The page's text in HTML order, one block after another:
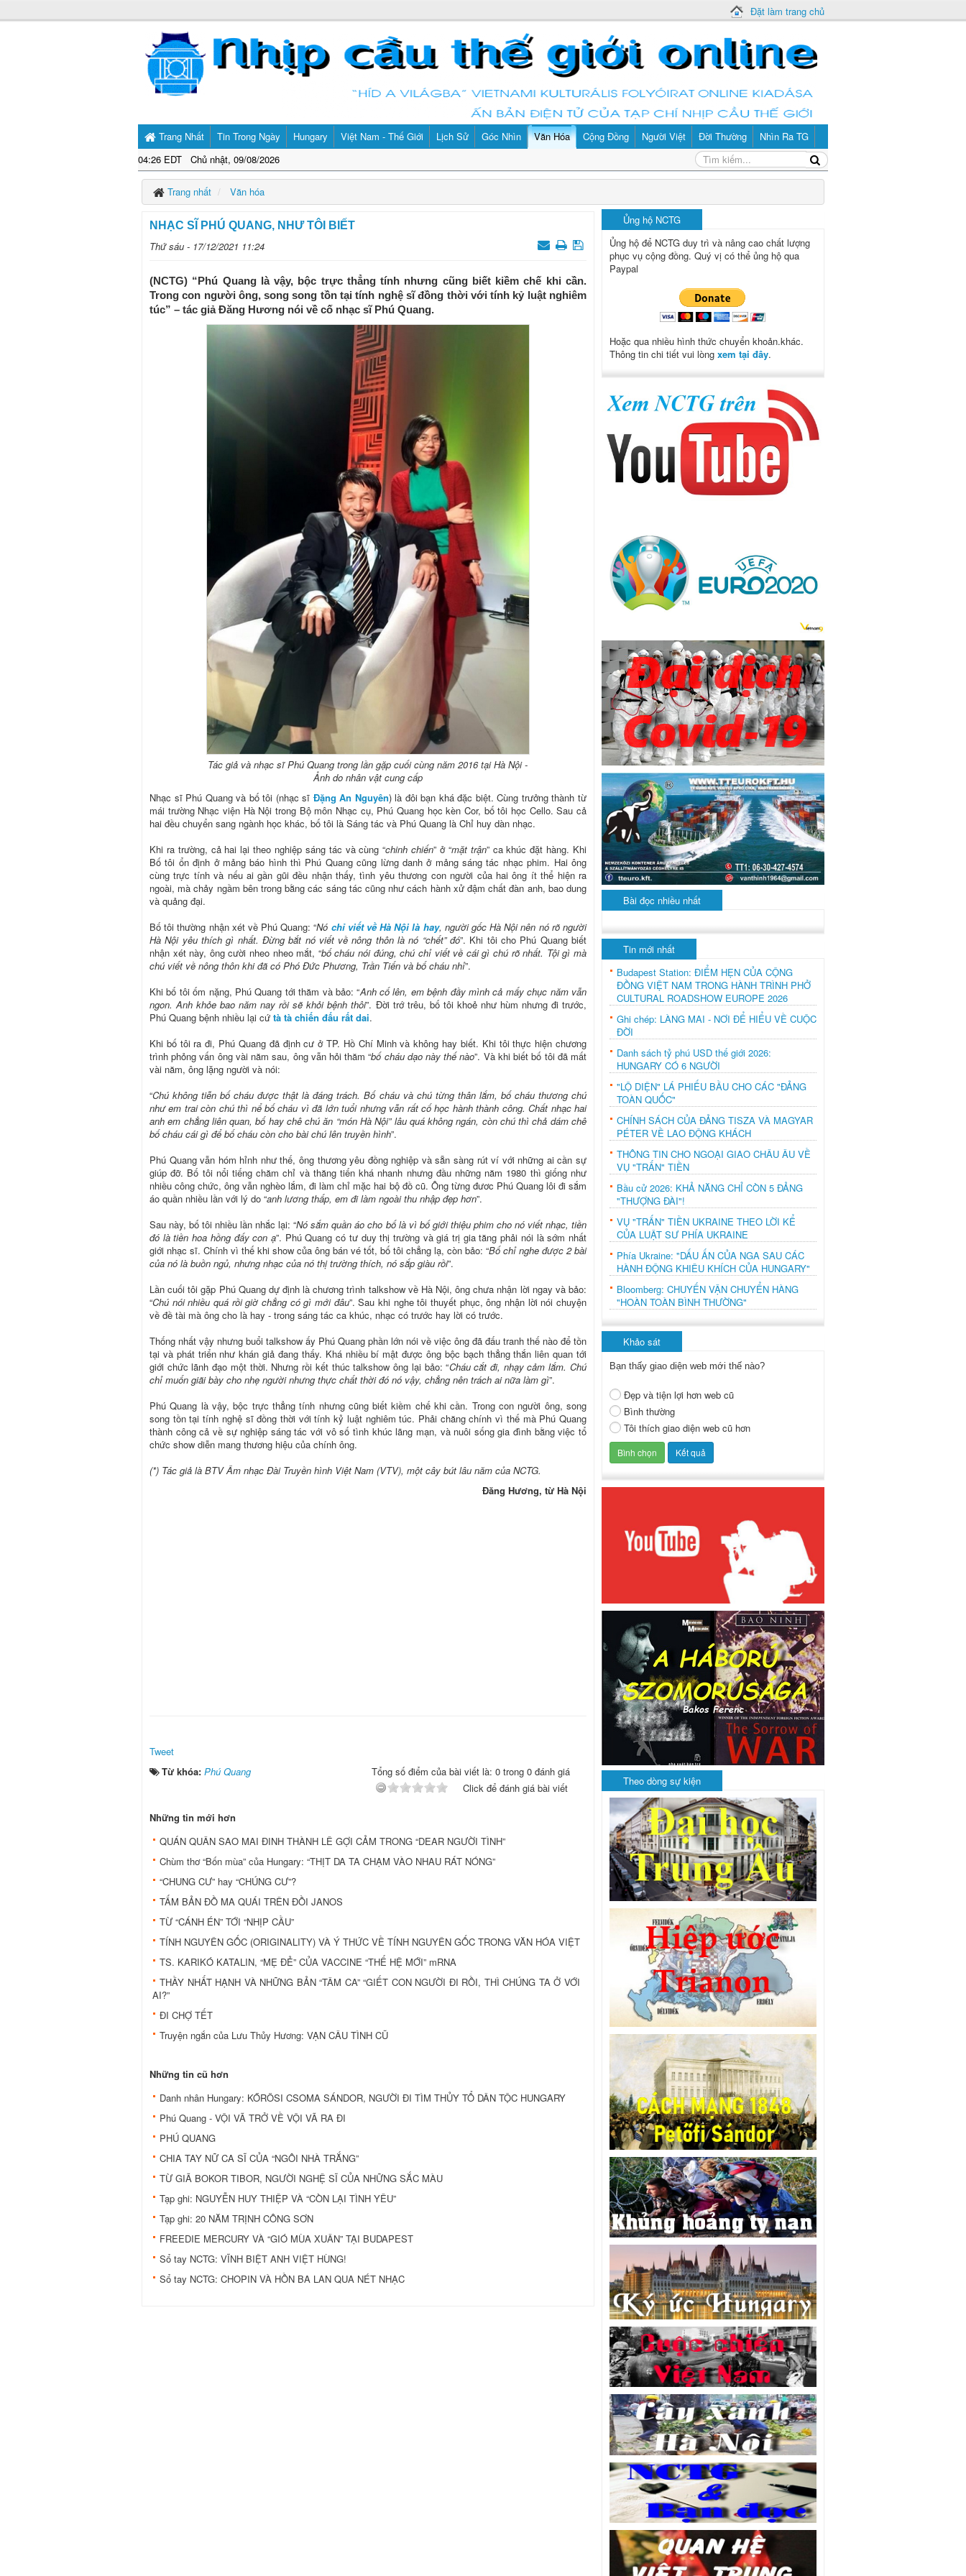
Đặt làm trang chủ
Trang Nhất
04:26 EDT Chủ nhật, 09/08/2026
Tin Trong Ngày Hungary Việt Nam - Thế Giới Lịch Sử Góc Nhìn Văn Hóa Cộng Đồng Người Việt Đời Thường Nhìn Ra TG
Trang nhất Văn hóa
NHẠC SĨ PHÚ QUANG, NHƯ TÔI BIẾT
Thứ sáu - 17/12/2021 11:24
(NCTG) “Phú Quang là vậy, bộc trực thẳng tính nhưng cũng biết kiềm chế khi cần.
Trong con người ông, song song tồn tại tính nghệ sĩ đồng thời với tính kỷ luật nghiêm
túc” – tác giả Đăng Hương nói về cố nhạc sĩ Phú Quang.
Tác giả và nhạc sĩ Phú Quang trong lần gặp cuối cùng năm 2016 tại Hà Nội -
Ảnh do nhân vật cung cấp
Nhạc sĩ Phú Quang và bố tôi (nhạc sĩ Đặng An Nguyên) là đôi bạn khá đặc biệt. Cùng trưởng thành từ
mái trường Nhạc viện Hà Nội trong Bộ môn Nhạc cụ, Phú Quang học kèn Cor, bố tôi học Cello. Sau cả
hai đều chuyển sang ngành học khác, bố tôi là Sáng tác và Phú Quang là Chỉ huy dàn nhạc.
Khi ra trường, cả hai lại theo nghiệp sáng tác và cùng “chinh chiến” ở “mặt trận” ca khúc đặt hàng. Khi
Bố tôi ổn định ở mảng báo hình thì Phú Quang cũng lừng danh ở mảng sáng tác nhạc phim. Hai ông
cùng trực tính và nếu ai gần gũi đều nhận thấy, tình yêu thương con người của hai ông ít thể hiện ra
ngoài, mà chảy ngầm bên trong bằng các sáng tác cũng như cách hành xử đậm chất đàn anh, bao dung
và quảng đại.
Bố tôi thường nhận xét về Phú Quang: “Nó chỉ viết về Hà Nội là hay, người gốc Hà Nội nên nó rõ người
Hà Nội yêu thích gì nhất. Đừng bắt nó viết về nông thôn là nó “chết” đó”. Khi tôi cho Phú Quang biết
nhận xét này, ông cười nheo nheo mắt, “bố cháu nói đúng, chú chỉ viết về cái gì chú rõ nhất. Tội gì mà
chú viết về nông thôn khi đã có Phó Đức Phương, Trần Tiến và bố cháu nhỉ”.
Khi bố tôi ốm nặng, Phú Quang tới thăm và bảo: “Anh cố lên, em bệnh đầy mình cả mấy chục năm vẫn
ngon. Anh khỏe bao năm nay rồi sẽ khỏi bệnh thôi”. Đời trớ trêu, bố tôi khoẻ như hùm nhưng đi trước,
Phú Quang bệnh nhiều lại cứ tà tà chiến đấu rất dai.
Khi bố tôi ra đi, Phú Quang đã định cư ở TP. Hồ Chí Minh và không hay biết. Khi tôi thực hiện chương
trình phỏng vấn ông vài năm sau, ông vẫn hỏi thăm “bố cháu dạo này thế nào”. Và khi biết bố tôi đã mất
vài năm, ông lặng người và nói:
“Chú không tiễn bố cháu được thật là đáng trách. Bố cháu và chú từng thân lắm, bố cháu thương chú
như em trai còn chú thì nể bố cháu vì đã lớn tuổi nhưng vẫn rất cố học hành thành công. Chất nhạc hai
anh em chẳng liên quan, bố hay chê chú ăn “món Hà Nội” lâu quá không ngán, còn chú thì chả dám chê
bố cháu cái gì để bố cháu còn cho bài chú lên truyền hình”.
Phú Quang vẫn hóm hỉnh như thế, ông thương yêu đồng nghiệp và sẵn sàng rút ví với những ai cần sự
giúp đỡ. Bố tôi nổi tiếng chăm chỉ và thăng tiến khá nhanh nhưng đầu những năm 1980 thì giống như
nhiều công chức, ông vẫn nghèo lắm, đi làm chỉ mặc hai bộ đồ cũ. Ông từng đươc Phú Quang lôi đi sắm
áo quần nhiều lần với lý do “anh lương thấp, em đi làm ngoài thu nhập đẹp hơn”.
Sau này, bố tôi nhiều lần nhắc lại: “Nó sắm quần áo cho bố là vì bố giới thiệu phim cho nó viết nhạc, tiền
đó là tiền hoa hồng đấy con ạ”. Phú Quang có tư duy thị trường và giá trị gia tăng phải nói là sớm nhất
giới nhạc sĩ. Chính vì thế khi show của ông bán vé tốt, bố tôi chẳng lạ, còn bảo: “Bố chỉ nghe được 2 bài
của nó là buồn ngủ, nhưng nhạc của nó thị trường thích, nó sắp giàu rồi”.
Lần cuối tôi gặp Phú Quang dự định là chương trình talkshow về Hà Nội, ông chưa nhận lời ngay và bảo:
“Chú nói nhiều quá rồi giờ chẳng có gì mới đâu”. Sau khi nghe tôi thuyết phục, ông nhận lời nói chuyện
về đề tài mà ông cho là hay - trong sáng tác ca khúc, nhạc có trước hay lời có trước.
Thống nhất vậy nhưng buổi talkshow ấy Phú Quang phần lớn nói về việc ông đã đấu tranh thế nào để tồn
tại và phát triển như khán giả đang thấy. Khá nhiều bí mật được ông bộc bạch thẳng thắn liên quan tới
giới chức lãnh đạo một thời. Nhưng rồi kết thúc talkshow ông lại bảo: “Cháu cắt đi, nhạy cảm lắm. Chú
chỉ muốn giãi bày cho nhẹ người nhưng thực chất thời đó nó vậy, chẳng nên trách ai nữa làm gì”.
Phú Quang là vậy, bộc trực thẳng tính nhưng cũng biết kiềm chế khi cần. Trong con người ông, song
song tồn tại tính nghệ sĩ đồng thời với tính kỷ luật nghiêm túc. Phải chăng chính vì thế mà Phú Quang
thành công cả về sự nghiệp sáng tác với vô số tình khúc lãng mạn, và nuôi sống gia đình bằng việc tổ
chức show diễn mang thương hiệu của chính ông.
(*) Tác giả là BTV Âm nhạc Ðài Truyền hình Việt Nam (VTV), một cây bút lâu năm của NCTG.
Đăng Hương, từ Hà Nội
Tweet
Từ khóa: Phú Quang
Tổng số điểm của bài viết là: 0 trong 0 đánh giá
Click để đánh giá bài viết
Những tin mới hơn
QUÁN QUÂN SAO MAI ĐINH THÀNH LÊ GỢI CẢM TRONG “DEAR NGƯỜI TÌNH”
Chùm thơ “Bốn mùa” của Hungary: “THỊT DA TA CHẠM VÀO NHAU RÁT NÓNG”
“CHUNG CƯ” hay “CHÚNG CƯ”?
TẤM BẢN ĐỒ MA QUÁI TRÊN ĐỒI JANOS
TỪ “CÁNH ÉN” TỚI “NHỊP CẦU”
TÍNH NGUYÊN GỐC (ORIGINALITY) VÀ Ý THỨC VỀ TÍNH NGUYÊN GỐC TRONG VĂN HÓA VIỆT
TS. KARIKÓ KATALIN, “MẸ ĐẺ” CỦA VACCINE “THẾ HỆ MỚI” mRNA
THẦY NHẤT HẠNH VÀ NHỮNG BẢN “TÂM CA” “GIẾT CON NGƯỜI ĐI RỒI, THÌ CHÚNG TA Ở VỚI
AI?”
ĐI CHỢ TẾT
Truyện ngắn của Lưu Thủy Hương: VẠN CÂU TÌNH CŨ
Những tin cũ hơn
Danh nhân Hungary: KŐRÖSI CSOMA SÁNDOR, NGƯỜI ĐI TÌM THỦY TỔ DÂN TỘC HUNGARY
Phú Quang - VỘI VÃ TRỞ VỀ VỘI VÃ RA ĐI
PHÚ QUANG
CHIA TAY NỮ CA SĨ CỦA “NGÔI NHÀ TRẮNG”
TỪ GIÃ BOKOR TIBOR, NGƯỜI NGHỆ SĨ CỦA NHỮNG SẮC MÀU
Tạp ghi: NGUYỄN HUY THIỆP VÀ “CÒN LẠI TÌNH YÊU”
Tạp ghi: 20 NĂM TRỊNH CÔNG SƠN
FREEDIE MERCURY VÀ “GIÓ MÙA XUÂN” TẠI BUDAPEST
Sổ tay NCTG: VĨNH BIỆT ANH VIỆT HÙNG!
Sổ tay NCTG: CHOPIN VÀ HỒN BA LAN QUA NÉT NHẠC
Ủng hộ NCTG
Ủng hộ để NCTG duy trì và nâng cao chất lượng
phục vụ cộng đồng. Quý vị có thể ủng hộ qua
Paypal
Hoặc qua nhiều hình thức chuyển khoản.khác.
Thông tin chi tiết vui lòng xem tại đây.
Bài đọc nhiều nhất
Tin mới nhất
Budapest Station: ĐIỂM HẸN CỦA CỘNG
ĐỒNG VIỆT NAM TRONG HÀNH TRÌNH PHỞ
CULTURAL ROADSHOW EUROPE 2026
Ghi chép: LÀNG MAI - NƠI ĐỂ HIỂU VỀ CUỘC
ĐỜI
Danh sách tỷ phú USD thế giới 2026:
HUNGARY CÓ 6 NGƯỜI
"LỘ DIỆN" LÁ PHIẾU BẦU CHO CÁC "ĐẢNG
TOÀN QUỐC"
CHÍNH SÁCH CỦA ĐẢNG TISZA VÀ MAGYAR
PÉTER VỀ LAO ĐỘNG KHÁCH
THÔNG TIN CHO NGOẠI GIAO CHÂU ÂU VỀ
VỤ "TRẤN" TIỀN
Bầu cử 2026: KHẢ NĂNG CHỈ CÒN 5 ĐẢNG
"THƯỢNG ĐÀI"!
VỤ "TRẤN" TIỀN UKRAINE THEO LỜI KỂ
CỦA LUẬT SƯ PHÍA UKRAINE
Phía Ukraine: "DẤU ẤN CỦA NGA SAU CÁC
HÀNH ĐỘNG KHIÊU KHÍCH CỦA HUNGARY"
Bloomberg: CHUYẾN VẬN CHUYỂN HÀNG
"HOÀN TOÀN BÌNH THƯỜNG"
Khảo sát
Bạn thấy giao diện web mới thế nào?
Đẹp và tiện lợi hơn web cũ
Bình thường
Tôi thích giao diện web cũ hơn
Theo dòng sự kiện